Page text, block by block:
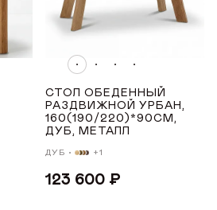
СТОЛ ОБЕДЕННЫЙ
РАЗДВИЖНОЙ УРБАН,
160(190/220)*90СМ,
ДУБ, МЕТАЛЛ
ДУБ +1
123 600 ₽